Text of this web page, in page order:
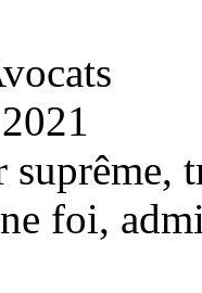
suprême,
foi,